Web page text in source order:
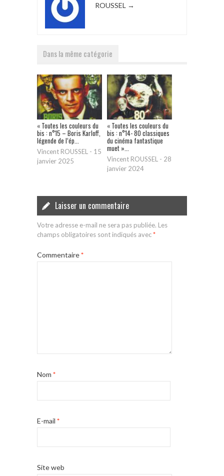
ROUSSEL →
Dans la même catégorie
« Toutes les couleurs du
bis : n°15 – Boris Karloff,
légende de l’ép...
Vincent ROUSSEL - 15
janvier 2025
« Toutes les couleurs du
bis : n°14- 80 classiques
du cinéma fantastique
muet »...
Vincent ROUSSEL - 28
janvier 2024
Laisser un commentaire
Votre adresse e-mail ne sera pas publiée. Les
champs obligatoires sont indiqués avec*
Commentaire*
Nom *
E-mail *
Site web